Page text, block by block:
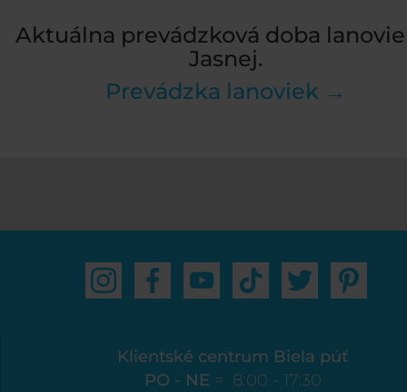
Aktuálna prevádzková doba
Jasnej.
Prevádzka lanoviek →
Klientské centrum Biela púť
PO - NE = 8:00 - 17:30